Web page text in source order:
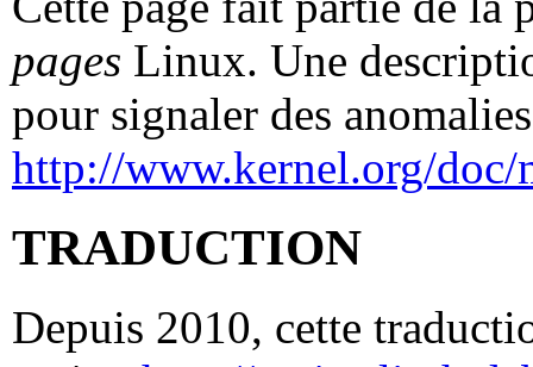
pages Linux. Une
pour signaler des
http://www.kernel.org/doc/
TRADUCTION
Depuis 2010, cette